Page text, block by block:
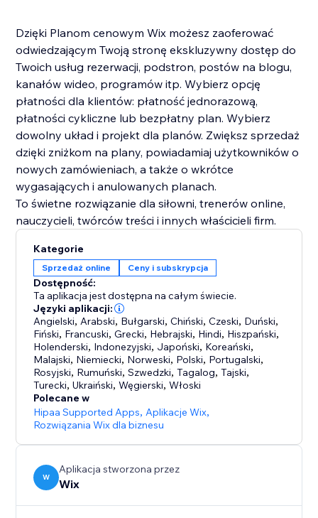
Dzięki Planom cenowym Wix możesz zaoferować
odwiedzającym Twoją stronę ekskluzywny dostęp do
Twoich usług rezerwacji, podstron, postów na blogu,
kanałów wideo, programów itp. Wybierz opcję
płatności dla klientów: płatność jednorazową,
płatności cykliczne lub bezpłatny plan. Wybierz
dowolny układ i projekt dla planów. Zwiększ sprzedaż
dzięki zniżkom na plany, powiadamiaj użytkowników o
nowych zamówieniach, a także o wkrótce
wygasających i anulowanych planach.
To świetne rozwiązanie dla siłowni, trenerów online,
Kategorie
Sprzedaż online Ceny i subskrypcja
Dostępność:
Ta aplikacja jest dostępna na całym świecie.
Języki aplikacji:
Angielski, Arabski, Bułgarski,Chiński,Czeski, Duński,
Fiński, Francuski,Grecki, Hebrajski, Hindi, Hiszpański,
Holenderski, Indonezyjski, Japoński, Koreański,
Malajski, Niemiecki, Norweski, Polski, Portugalski,
Rosyjski, Rumuński,Szwedzki,Tagalog,Tajski,
Turecki,Ukraiński,Węgierski,Włoski
Polecane w
Hipaa Supported Apps, Aplikacje Wix,
Rozwiązania Wix dla biznesu
W
Aplikacja stworzona przez
Wix